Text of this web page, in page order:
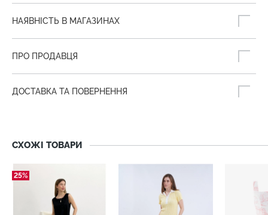
НАЯВНІСТЬ В МАГАЗИНАХ
ПРО ПРОДАВЦЯ
ДОСТАВКА ТА ПОВЕРНЕННЯ
СХОЖІ ТОВАРИ
25%